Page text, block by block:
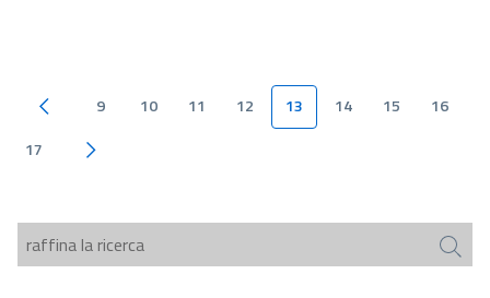
Pagina precedente
9 10 11 12 13 14 15
16
17
Pagina successiva